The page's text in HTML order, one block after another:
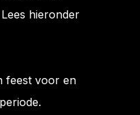
hieronder
feest voor en